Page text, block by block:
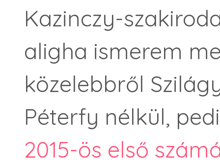
Kazinczy-
aligha ismerem
közelebbről
Péterfy nélkül,
2015-ös első